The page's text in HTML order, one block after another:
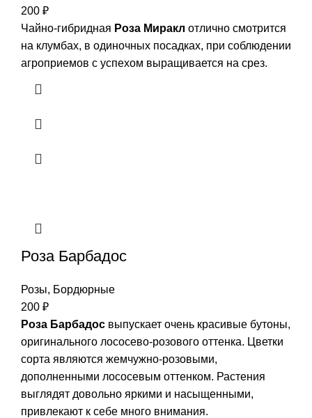
200 ₽
Чайно-гибридная Роза Миракл отлично смотрится
на клумбах, в одиночных посадках, при соблюдении
агроприемов с успехом выращивается на срез.
Роза Барбадос
Розы, Бордюрные
200 ₽
Роза Барбадос выпускает очень красивые бутоны,
оригинального лососево-розового оттенка. Цветки
сорта являются жемчужно-розовыми,
дополненными лососевым оттенком. Растения
выглядят довольно яркими и насыщенными,
привлекают к себе много внимания.